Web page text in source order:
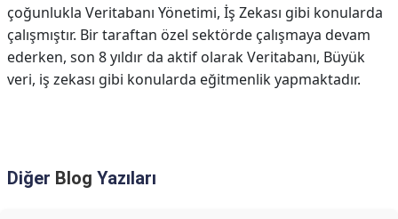
çoğunlukla Veritabanı Yönetimi, İş Zekası gibi konularda
çalışmıştır. Bir taraftan özel sektörde çalışmaya devam
ederken, son 8 yıldır da aktif olarak Veritabanı, Büyük
veri, iş zekası gibi konularda eğitmenlik yapmaktadır.
Diğer Blog Yazıları